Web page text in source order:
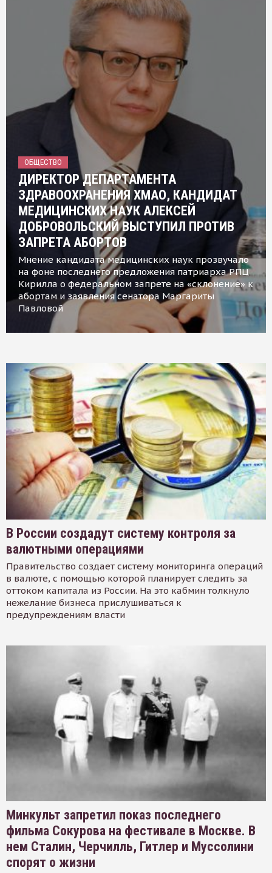
ОБЩЕСТВО
ДИРЕКТОР ДЕПАРТАМЕНТА
ЗДРАВООХРАНЕНИЯ ХМАО, КАНДИДАТ
МЕДИЦИНСКИХ НАУК АЛЕКСЕЙ
ДОБРОВОЛЬСКИЙ ВЫСТУПИЛ ПРОТИВ
ЗАПРЕТА АБОРТОВ
Мнение кандидата медицинских наук прозвучало
на фоне последнего предложения патриарха РПЦ
Кирилла о федеральном запрете на «склонение» к
абортам и заявления сенатора Маргариты
Павловой
В России создадут систему контроля за
валютными операциями
Правительство создает систему мониторинга операций
в валюте, с помощью которой планирует следить за
оттоком капитала из России. На это кабмин толкнуло
нежелание бизнеса прислушиваться к
предупреждениям власти
Минкульт запретил показ последнего
фильма Сокурова на фестивале в Москве. В
нем Сталин, Черчилль, Гитлер и Муссолини
спорят о жизни